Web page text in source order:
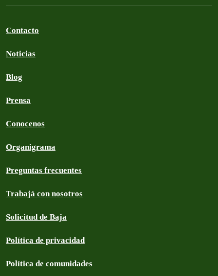
Contacto
Noticias
Blog
Prensa
Conocenos
Organigrama
Preguntas frecuentes
Trabajá con nosotros
Solicitud de Baja
Política de privacidad
Política de comunidades